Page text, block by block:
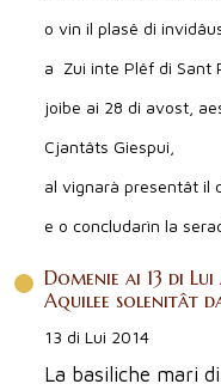
o vin il plasê di
a Zui inte Plêf di Sant
joibe ai 28 di avost,
Cjantâts Giespui,
al vignarà presentât il
e o concludarìn la
Domenie ai 13 di
Aquilee solenitât
13 di Lui 2014
La basiliche mari